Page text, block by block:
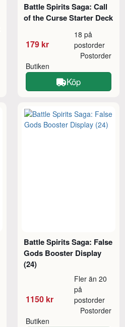
Battle Spirits Saga: Call
of the Curse Starter Deck
179 kr
18 på
postorder
Butiken
Postorder
Köp
Battle Spirits Saga: False
Gods Booster Display
(24)
1150 kr
Fler än 20
på
postorder
Butiken
Postorder